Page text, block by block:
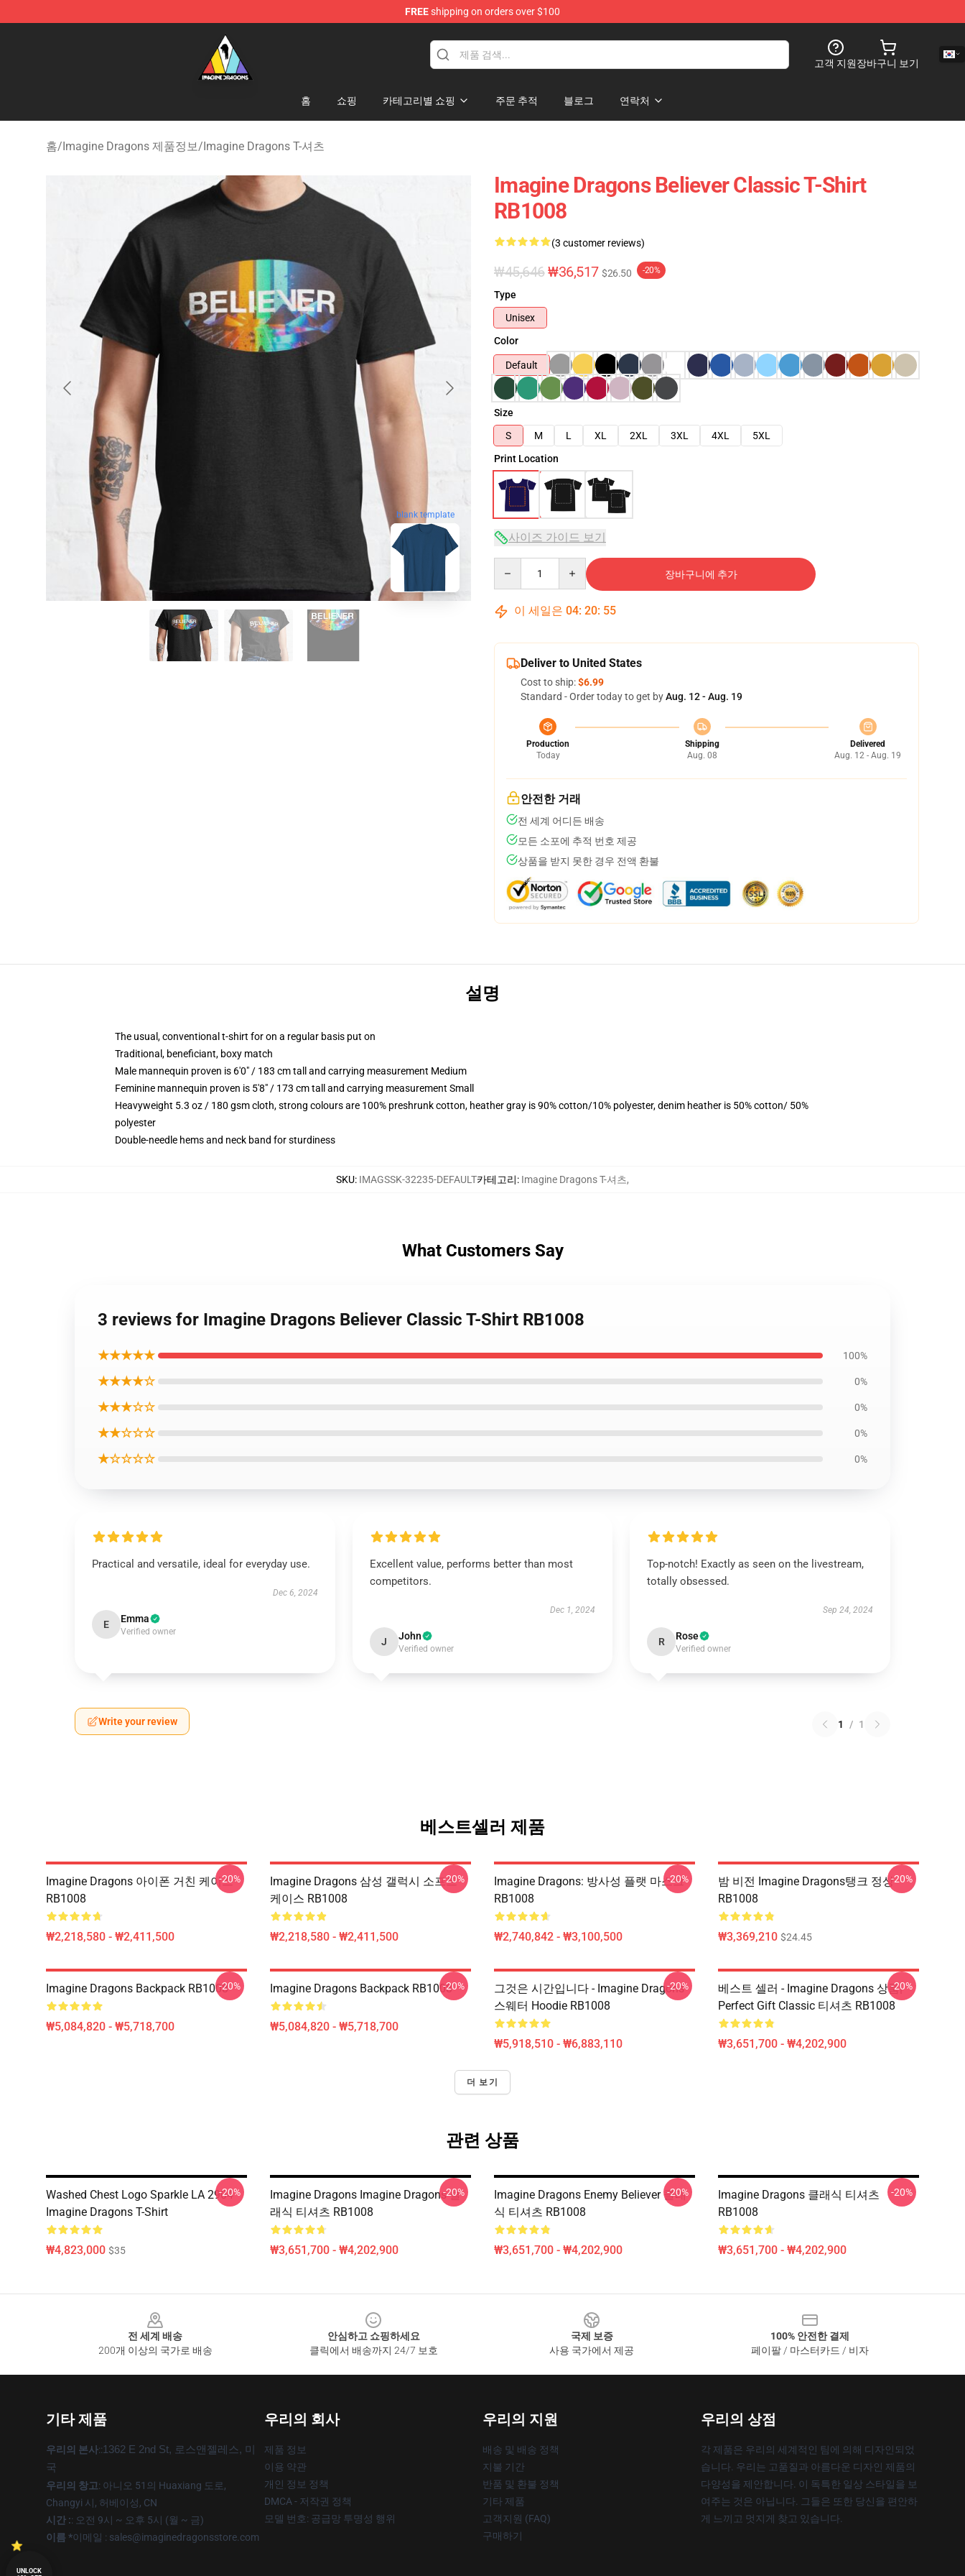
FREEshipping on orders over $100
Imagine Dragons Store - Official Imagine Dragons Merchandise Shop
고객 지원장바구니 보기
홈 쇼핑 카테고리별 쇼핑 주문 추적 블로그 연락처
홈/Imagine Dragons 제품정보/Imagine Dragons T-셔츠
blank template
Imagine Dragons Believer Classic T-Shirt
RB1008
(3 customer reviews)
₩45,646₩36,517 $26.50 -20%
Type
Unisex
Color
Default
Size
S
M L XL 2XL 3XL 4XL
5XL
Print Location
사이즈 가이드 보기
장바구니에 추가
이 세일은 04: 20: 54
Deliver to United States
Cost to ship:$6.99
Standard - Order today to get byAug. 12 - Aug. 19
Production
Today
Shipping
Aug. 08
Delivered
Aug. 12 - Aug. 19
안전한 거래
전 세계 어디든 배송
모든 소포에 추적 번호 제공
상품을 받지 못한 경우 전액 환불
설명
The usual, conventional t-shirt for on a regular basis put on
Traditional, beneficiant, boxy match
Male mannequin proven is 6'0" / 183 cm tall and carrying measurement Medium
Feminine mannequin proven is 5'8" / 173 cm tall and carrying measurement Small
Heavyweight 5.3 oz / 180 gsm cloth, strong colours are 100% preshrunk cotton, heather gray is 90% cotton/10% polyester, denim heather is 50% cotton/ 50%
polyester
Double-needle hems and neck band for sturdiness
SKU: IMAGSSK-32235-DEFAULT카테고리: Imagine Dragons T-셔츠,
What Customers Say
3 reviews for Imagine Dragons Believer Classic T-Shirt RB1008
★★★★★ 100%
★★★★☆ 0%
★★★☆☆ 0%
★★☆☆☆ 0%
★☆☆☆☆ 0%
Practical and versatile, ideal for everyday use.
Dec 6, 2024
E Emma
Verified owner
Excellent value, performs better than most
competitors.
Dec 1, 2024
J John
Verified owner
Top-notch! Exactly as seen on the livestream,
totally obsessed.
Sep 24, 2024
R Rose
Verified owner
Write your review 1 / 1
베스트셀러 제품
Imagine Dragons 아이폰 거친 케이스
RB1008
₩2,218,580 - ₩2,411,500
-20%
Imagine Dragons 삼성 갤럭시 소프트
케이스 RB1008
₩2,218,580 - ₩2,411,500
-20%
Imagine Dragons: 방사성 플랫 마스크
RB1008
₩2,740,842 - ₩3,100,500
-20%
밤 비전 Imagine Dragons탱크 정상
RB1008
₩3,369,210 $24.45
-20%
Imagine Dragons Backpack RB1008
₩5,084,820 - ₩5,718,700
-20% Imagine Dragons Backpack RB1008
₩5,084,820 - ₩5,718,700
-20%
그것은 시간입니다 - Imagine Dragons
스웨터 Hoodie RB1008
₩5,918,510 - ₩6,883,110
-20%
베스트 셀러 - Imagine Dragons 상품|
Perfect Gift Classic 티셔츠 RB1008
₩3,651,700 - ₩4,202,900
-20%
더 보기
관련 상품
Washed Chest Logo Sparkle LA 2904
Imagine Dragons T-Shirt
₩4,823,000 $35
-20%
Imagine Dragons Imagine Dragons 클
래식 티셔츠 RB1008
₩3,651,700 - ₩4,202,900
-20%
Imagine Dragons Enemy Believer 클래
식 티셔츠 RB1008
₩3,651,700 - ₩4,202,900
-20%
Imagine Dragons 클래식 티셔츠
RB1008
₩3,651,700 - ₩4,202,900
-20%
전 세계 배송
200개 이상의 국가로 배송
안심하고 쇼핑하세요
클릭에서 배송까지 24/7 보호
국제 보증
사용 국가에서 제공
100% 안전한 결제
페이팔 / 마스터카드 / 비자
기타 제품
우리의 본사::1362 E 2nd St, 로스앤젤레스, 미
국
우리의 창고: 아니오 51의 Huaxiang 도로,
Changyi 시, 허베이성, CN
시간 :: 오전 9시 ~ 오후 5시 (월 ~ 금)
이름 *이메일 : sales@imaginedragonsstore.com
우리의 회사
제품 정보
이용 약관
개인 정보 정책
DMCA - 저작권 정책
모델 번호: 공급망 투명성 행위
우리의 지원
배송 및 배송 정책
지불 기간
반품 및 환불 정책
기타 제품
고객지원 (FAQ)
구매하기
우리의 상점
각 제품은 우리의 세계적인 팀에 의해 디자인되었
습니다. 우리는 고품질과 아름다운 디자인 제품의
다양성을 제안합니다. 이 독특한 일상 스타일을 보
여주는 것은 아닙니다. 그들은 또한 당신을 편안하
게 느끼고 멋지게 찾고 있습니다.
UNLOCK